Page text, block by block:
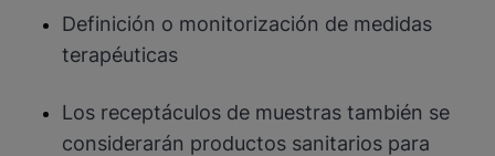
Definición o monitorización de medidas
terapéuticas
Los receptáculos de muestras también se
considerarán productos sanitarios para